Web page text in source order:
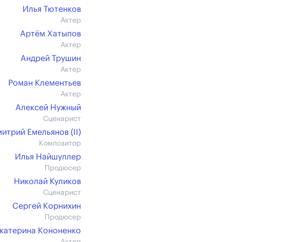
Илья Тютенков
Актер
Артём Хатыпов
Актер
Андрей Трушин
Актер
Роман Клементьев
Актер
Алексей Нужный
Сценарист
Емельянов (II)
Композитор
Илья Найшуллер
Продюсер
Николай Куликов
Сценарист
Сергей Корнихин
Продюсер
Кононенко